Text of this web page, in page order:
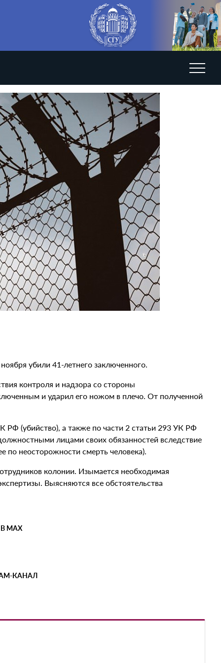
убили 41-летнего заключенного.
контроля и надзора со стороны
и ударил его ножом в плечо. От полученной
(убийство), а также по части 2 статьи 293 УК РФ
лицами своих обязанностей вследствие
по неосторожности смерть человека).
колонии. Изымается необходимая
Выясняются все обстоятельства
MAX
КАНАЛ